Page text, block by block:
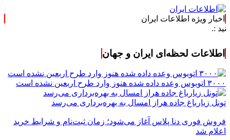
اخبار ویژه اطلاعات ایران
اطلاعات لحظه‌ای ایران و جهان
۳۰۰۰ اتوبوس وعده داده شده هنوز وارد طرح اربعین نشده است
تونل زیارباغ جاده هراز امسال به بهره‌برداری می‌رسد
فروش فوری دنا پلاس آغاز می‌شود؛ زمان ثبت‌نام و شرایط خرید
اعلام شد